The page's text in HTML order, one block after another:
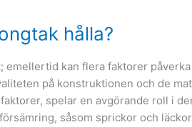
hålla?
emellertid kan flera faktorer
på konstruktionen och de
spelar en avgörande roll i
såsom sprickor och